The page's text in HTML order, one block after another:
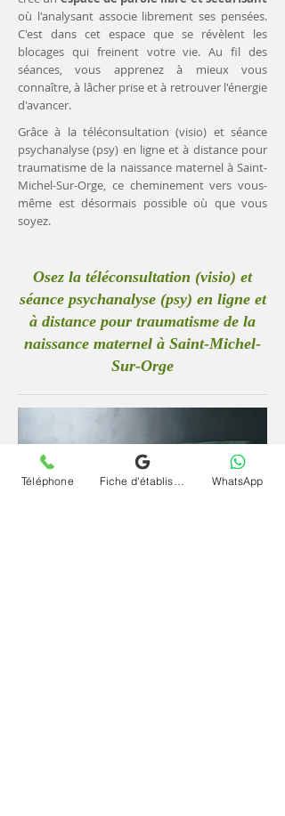
où l'analysant associe librement ses pensées.
C'est dans cet espace que se révèlent les
blocages qui freinent votre vie. Au fil des
séances, vous apprenez à mieux vous
connaître, à lâcher prise et à retrouver l'énergie
d'avancer.
Grâce à la téléconsultation (visio) et séance
psychanalyse (psy) en ligne et à distance pour
traumatisme de la naissance maternel à Saint-
Michel-Sur-Orge, ce cheminement vers vous-
même est désormais possible où que vous
soyez.
Osez la téléconsultation (visio) et
séance psychanalyse (psy) en ligne et
à distance pour traumatisme de la
naissance maternel à Saint-Michel-
Sur-Orge
Téléphone WhatsApp